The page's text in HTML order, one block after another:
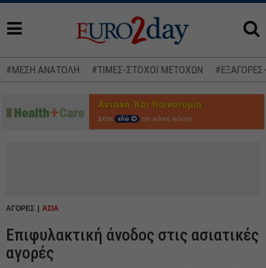
#ΜΕΣΗ ΑΝΑΤΟΛΗ #ΤΙΜΕΣ-ΣΤΟΧΟΙ ΜΕΤΟΧΩΝ
Δείτε εδώ την ειδική έκδοση
ΑΓΟΡΕΣ ΑΣΙΑ
Επιφυλακτική άνοδος στις ασιατικές
αγορές